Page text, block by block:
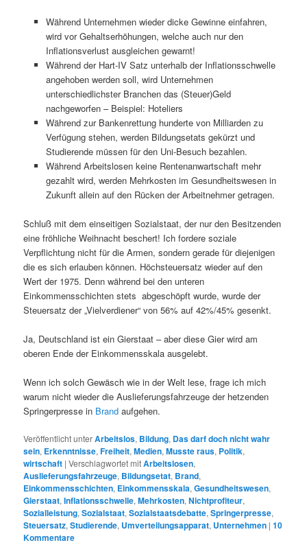
Während Unternehmen wieder dicke Gewinne einfahren,
wird vor Gehaltserhöhungen, welche auch nur den
Inflationsverlust ausgleichen gewarnt!
Während der Hart-IV Satz unterhalb der Inflationsschwelle
angehoben werden soll, wird Unternehmen
unterschiedlichster Branchen das (Steuer)Geld
nachgeworfen – Beispiel: Hoteliers
Während zur Bankenrettung hunderte von Milliarden zu
Verfügung stehen, werden Bildungsetats gekürzt und
Studierende müssen für den Uni-Besuch bezahlen.
Während Arbeitslosen keine Rentenanwartschaft mehr
gezahlt wird, werden Mehrkosten im Gesundheitswesen in
Zukunft allein auf den Rücken der Arbeitnehmer getragen.
Schluß mit dem einseitigen Sozialstaat, der nur den Besitzenden
eine fröhliche Weihnacht beschert! Ich fordere soziale
Verpflichtung nicht für die Armen, sondern gerade für diejenigen
die es sich erlauben können. Höchsteuersatz wieder auf den
Wert der 1975. Denn während bei den unteren
Einkommensschichten stets abgeschöpft wurde, wurde der
Steuersatz der „Vielverdiener“ von 56% auf 42%/45% gesenkt.
Ja, Deutschland ist ein Gierstaat – aber diese Gier wird am
oberen Ende der Einkommensskala ausgelebt.
Wenn ich solch Gewäsch wie in der Welt lese, frage ich mich
warum nicht wieder die Auslieferungsfahrzeuge der hetzenden
Springerpresse in Brand aufgehen.
Veröffentlicht unterArbeitslos, Bildung, Das darf doch nicht wahr
sein, Erkenntnisse,Freiheit,Medien,Musste raus, Politik,
wirtschaft |Verschlagwortet mitArbeitslosen,
Auslieferungsfahrzeuge, Bildungsetat, Brand,
Einkommensschichten, Einkommensskala,Gesundheitswesen,
Gierstaat,Inflationsschwelle,Mehrkosten,Nichtprofiteur,
Sozialleistung,Sozialstaat,Sozialstaatsdebatte,Springerpresse,
Steuersatz,Studierende, Umverteilungsapparat, Unternehmen |10
Kommentare